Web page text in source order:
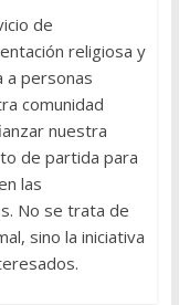
de
religiosa y
a personas
comunidad
nuestra
de partida para
las
No se trata de
sino la iniciativa